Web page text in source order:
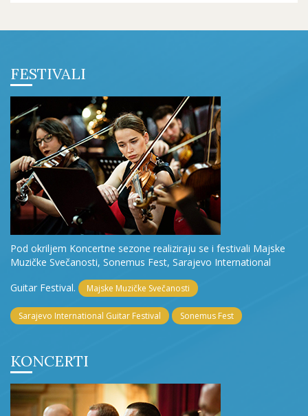
FESTIVALI
Pod okriljem Koncertne sezone realiziraju se i festivali Majske
Muzičke Svečanosti, Sonemus Fest, Sarajevo International
Guitar Festival.
Majske Muzičke Svečanosti
Sarajevo International Guitar Festival Sonemus Fest
KONCERTI